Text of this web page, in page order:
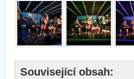
Související obsah: